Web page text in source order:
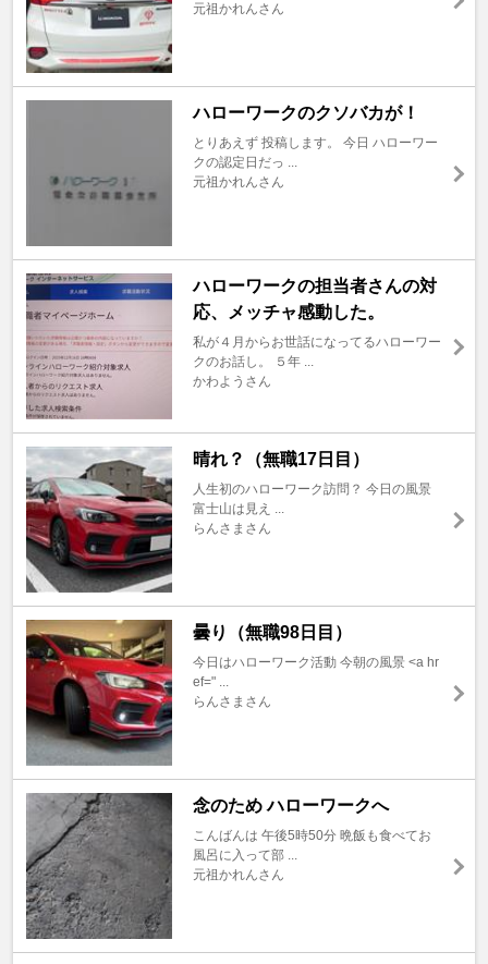
元祖かれんさん
ハローワークのクソバカが！
とりあえず 投稿します。 今日 ハローワー
クの認定日だっ ...
元祖かれんさん
ハローワークの担当者さんの対
応、メッチャ感動した。
私が４月からお世話になってるハローワー
クのお話し。 ５年 ...
かわようさん
晴れ？（無職17日目）
人生初のハローワーク訪問？ 今日の風景
富士山は見え ...
らんさまさん
曇り（無職98日目）
今日はハローワーク活動 今朝の風景 <a hr
ef=" ...
らんさまさん
念のため ハローワークへ
こんばんは 午後5時50分 晩飯も食べてお
風呂に入って部 ...
元祖かれんさん